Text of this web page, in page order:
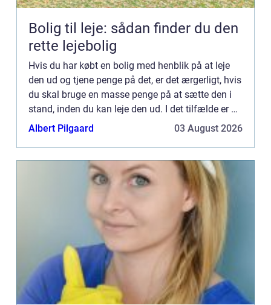
Bolig til leje: sådan finder du den
rette lejebolig
Hvis du har købt en bolig med henblik på at leje
den ud og tjene penge på det, er det ærgerligt, hvis
du skal bruge en masse penge på at sætte den i
stand, inden du kan leje den ud. I det tilfælde er du
sikk...
Albert Pilgaard 03 August 2026